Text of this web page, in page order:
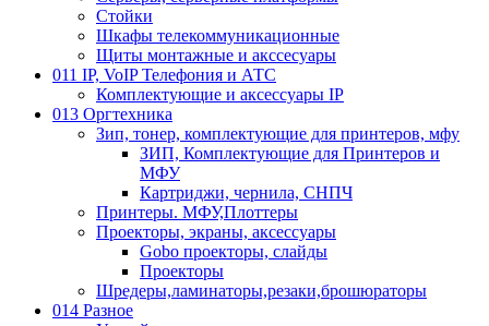
Стойки
Шкафы телекоммуникационные
Щиты монтажные и акссесуары
011 IP, VoIP Телефония и АТС
Комплектующие и аксессуары IP
013 Оргтехника
Зип, тонер, комплектующие для принтеров, мфу
ЗИП, Комплектующие для Принтеров и
МФУ
Картриджи, чернила, СНПЧ
Принтеры. МФУ,Плоттеры
Проекторы, экраны, аксессуары
Gobo проекторы, слайды
Проекторы
Шредеры,ламинаторы,резаки,брошюраторы
014 Разное